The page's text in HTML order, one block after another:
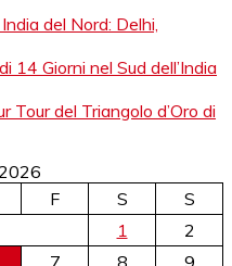
del Nord: Delhi,
14 Giorni nel Sud dell’India
Tour del Triangolo d’Oro di
F S
S
1
2
7 8
9